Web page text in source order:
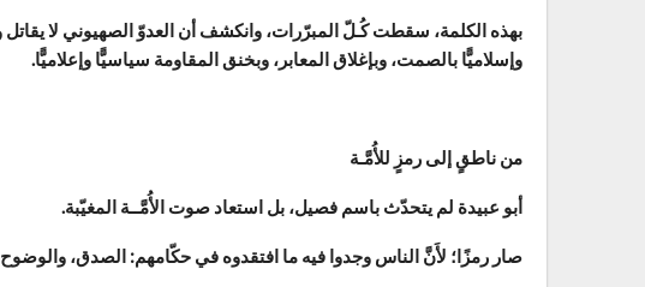
بهذه الكلمة، سقطت كُـلّ المبرّرات، وانكشف أن العدوّ الصهيوني لا
وإسلاميًّا بالصمت، وبإغلاق المعابر، وبخنق المقاومة سياسيًّا وإعلاميًّا.
من ناطقٍ إلى رمزٍ للأُمَّـة
أبو عبيدة لم يتحدّث باسم فصيل، بل استعاد صوت الأُمَّــة المغيّبة.
صار رمزًا؛ لأَنَّ الناس وجدوا فيه ما افتقدوه في حكّامهم: الصدق،